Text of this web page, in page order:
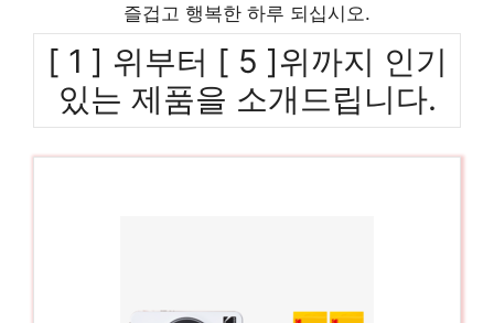
즐겁고 행복한 하루 되십시오.
[ 1 ] 위부터 [ 5 ]위까지 인기
있는 제품을 소개드립니다.